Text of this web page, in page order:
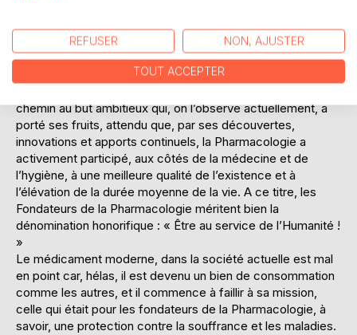
spécifiques en présentant le maximum de sécurité, afin de
lutter contre les maux qui attaquent le corps et le
psychisme de l’homme.
chemin au but ambitieux qui, on l’observe actuellement, a
porté ses fruits, attendu que, par ses découvertes,
innovations et apports continuels, la Pharmacologie a
activement participé, aux côtés de la médecine et de
l’hygiène, à une meilleure qualité de l’existence et à
l’élévation de la durée moyenne de la vie. A ce titre, les
Fondateurs de la Pharmacologie méritent bien la
dénomination honorifique : « Être au service de l’Humanité !
»
Le médicament moderne, dans la société actuelle est mal
en point car, hélas, il est devenu un bien de consommation
comme les autres, et il commence à faillir à sa mission,
celle qui était pour les fondateurs de la Pharmacologie, à
savoir, une protection contre la souffrance et les maladies.
REFUSER NON, AJUSTER
TOUT ACCEPTER